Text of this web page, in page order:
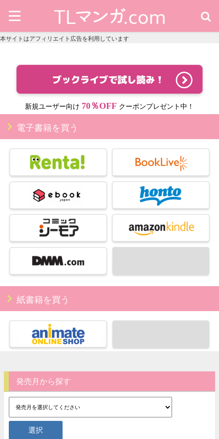
本サイトはアフィリエイト広告を利用しています
新規ユーザー向け 70％OFF クーポンプレゼント中！
電子書籍を買う
紙書籍を買う
発売月から探す